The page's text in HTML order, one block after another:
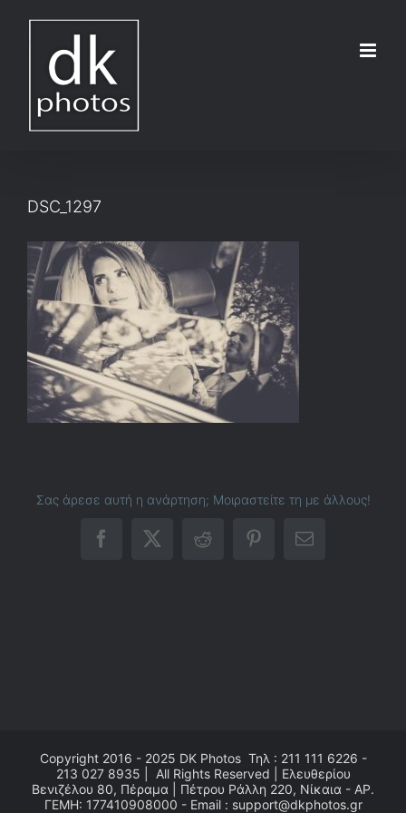
DSC_1297
Σας άρεσε αυτή η ανάρτηση; Μοιραστείτε τη με άλλους!
Facebook
X RedditPinterestEmail
Copyright 2016 - 2025 DK PhotosΤηλ : 211 111 6226 -
213 027 8935 | All Rights Reserved | Ελευθερίου
Βενιζέλου 80, Πέραμα | Πέτρου Ράλλη 220, Νίκαια - ΑΡ.
ΓΕΜΗ: 177410908000 - Email : support@dkphotos.gr